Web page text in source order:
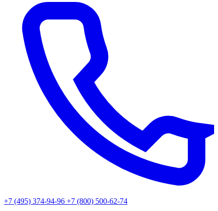
+7 (495) 374-94-96 +7 (800) 500-62-74